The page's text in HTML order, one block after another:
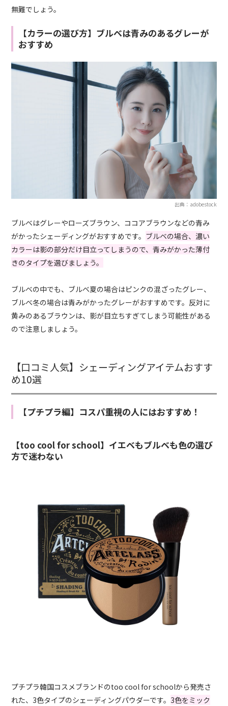
無難でしょう。
【カラーの選び方】ブルベは青みのあるグレーが
おすすめ
出典：adobestock
ブルベはグレーやローズブラウン、ココアブラウンなどの青み
がかったシェーディングがおすすめです。 ブルベの場合、濃い
カラーは影の部分だけ目立ってしまうので、青みがかった薄付
きのタイプを選びましょう。
ブルベの中でも、ブルベ夏の場合はピンクの混ざったグレー、
ブルベ冬の場合は青みがかったグレーがおすすめです。反対に
黄みのあるブラウンは、影が目立ちすぎてしまう可能性がある
ので注意しましょう。
【口コミ人気】シェーディングアイテムおすす
め10選
【プチプラ編】コスパ重視の人にはおすすめ！
【too cool for school】イエベもブルベも色の選び
方で迷わない
プチプラ韓国コスメブランドのtoo cool for schoolから発売さ
れた、3色タイプのシェーディングパウダーです。 3色をミック